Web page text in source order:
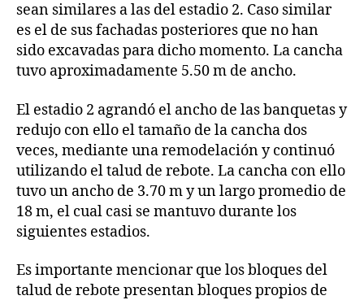
sean similares a las del estadio 2. Caso similar
es el de sus fachadas posteriores que no han
sido excavadas para dicho momento. La cancha
tuvo aproximadamente 5.50 m de ancho.
El estadio 2 agrandó el ancho de las banquetas y
redujo con ello el tamaño de la cancha dos
veces, mediante una remodelación y continuó
utilizando el talud de rebote. La cancha con ello
tuvo un ancho de 3.70 m y un largo promedio de
18 m, el cual casi se mantuvo durante los
siguientes estadios.
Es importante mencionar que los bloques del
talud de rebote presentan bloques propios de